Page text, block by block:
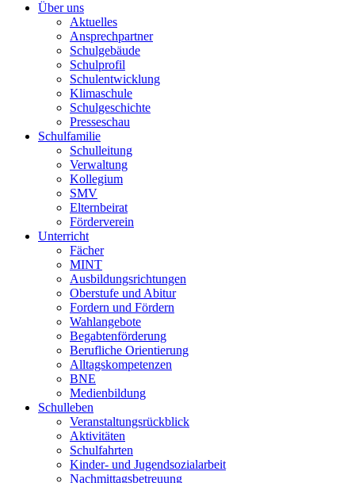
Über uns
Aktuelles
Ansprechpartner
Schulgebäude
Schulprofil
Schulentwicklung
Klimaschule
Schulgeschichte
Presseschau
Schulfamilie
Schulleitung
Verwaltung
Kollegium
SMV
Elternbeirat
Förderverein
Unterricht
Fächer
MINT
Ausbildungsrichtungen
Oberstufe und Abitur
Fordern und Fördern
Wahlangebote
Begabtenförderung
Berufliche Orientierung
Alltagskompetenzen
BNE
Medienbildung
Schulleben
Veranstaltungsrückblick
Aktivitäten
Schulfahrten
Kinder- und Jugendsozialarbeit
Nachmittagsbetreuung